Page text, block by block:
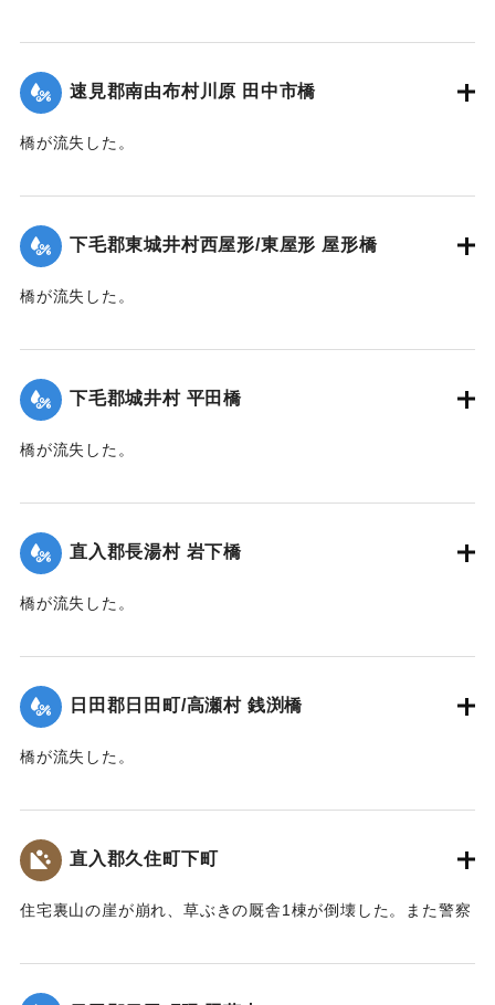
｜固有コード:00268355
速見郡南由布村川原 田中市橋
橋が流失した。
｜固有コード:00268356
下毛郡東城井村西屋形/東屋形 屋形橋
橋が流失した。
｜固有コード:00268357
下毛郡城井村 平田橋
橋が流失した。
｜固有コード:00268358
直入郡長湯村 岩下橋
橋が流失した。
｜固有コード:00268350
日田郡日田町/高瀬村 銭渕橋
橋が流失した。
｜固有コード:00268351
直入郡久住町下町
住宅裏山の崖が崩れ、草ぶきの厩舎1棟が倒壊した。また警察